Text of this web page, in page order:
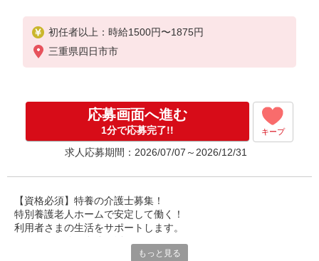
初任者以上：時給1500円〜1875円
三重県四日市市
応募画面へ進む
1分で応募完了!! キープ
求人応募期間：2026/07/07～2026/12/31
【資格必須】特養の介護士募集！
特別養護老人ホームで安定して働く！
利用者さまの生活をサポートします。
資格手当や夜勤手当も充実しています。
もっと見る